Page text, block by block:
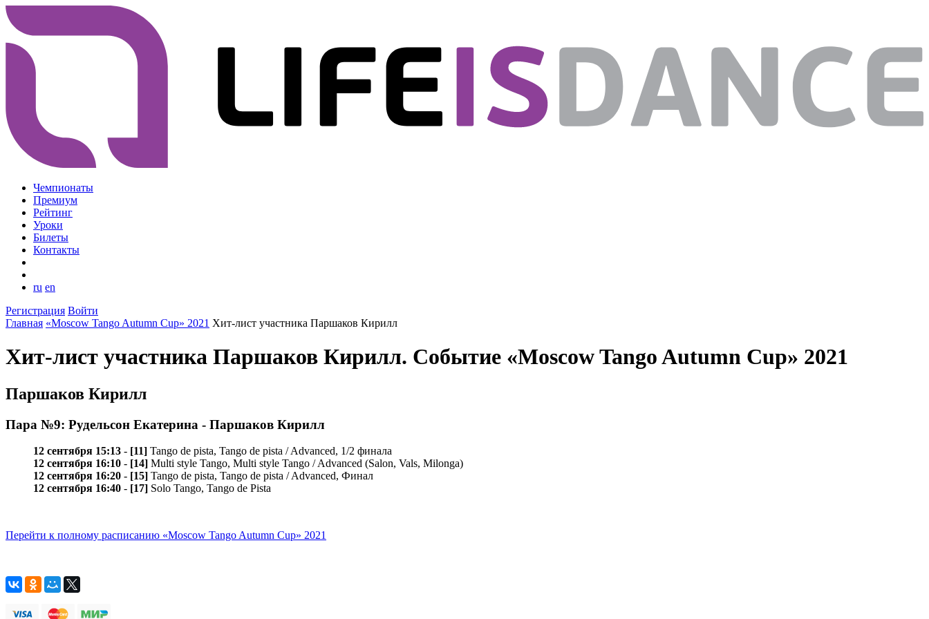
Чемпионаты
Премиум
Рейтинг
Уроки
Билеты
Контакты
ru en
Регистрация Войти
Главная «Moscow Tango Autumn Cup» 2021 Хит-лист участника Паршаков Кирилл
Хит-лист участника Паршаков Кирилл. Событие «Moscow Tango Autumn Cup» 2021
Паршаков Кирилл
Пара №9: Рудельсон Екатерина - Паршаков Кирилл
12 сентября 15:13 - [11] Tango de pista, Tango de pista / Advanced, 1/2 финала
12 сентября 16:10 - [14] Multi style Tango, Multi style Tango / Advanced (Salon, Vals, Milonga)
12 сентября 16:20 - [15] Tango de pista, Tango de pista / Advanced, Финал
12 сентября 16:40 - [17] Solo Tango, Tango de Pista
Перейти к полному расписанию «Moscow Tango Autumn Cup» 2021